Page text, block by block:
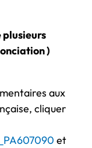
plusieurs
)
aux
cliquer
et